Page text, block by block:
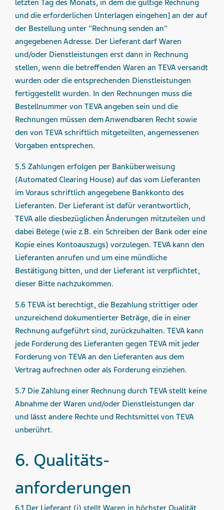
letzten Tag des Monats, in dem die gültige Rechnung
und die erforderlichen Unterlagen eingehen] an der auf
der Bestellung unter "Rechnung senden an"
angegebenen Adresse. Der Lieferant darf Waren
und/oder Dienstleistungen erst dann in Rechnung
stellen, wenn die betreffenden Waren an TEVA versandt
wurden oder die entsprechenden Dienstleistungen
fertiggestellt wurden. In den Rechnungen muss die
Bestellnummer von TEVA angeben sein und die
Rechnungen müssen dem Anwendbaren Recht sowie
den von TEVA schriftlich mitgeteilten, angemessenen
Vorgaben entsprechen.
5.5 Zahlungen erfolgen per Banküberweisung
(Automated Clearing House) auf das vom Lieferanten
im Voraus schriftlich angegebene Bankkonto des
Lieferanten. Der Lieferant ist dafür verantwortlich,
TEVA alle diesbezüglichen Änderungen mitzuteilen und
dabei Belege (wie z.B. ein Schreiben der Bank oder eine
Kopie eines Kontoauszugs) vorzulegen. TEVA kann den
Lieferanten anrufen und um eine mündliche
Bestätigung bitten, und der Lieferant ist verpflichtet,
dieser Bitte nachzukommen.
5.6 TEVA ist berechtigt, die Bezahlung strittiger oder
unzureichend dokumentierter Beträge, die in einer
Rechnung aufgeführt sind, zurückzuhalten. TEVA kann
jede Forderung des Lieferanten gegen TEVA mit jeder
Forderung von TEVA an den Lieferanten aus dem
Vertrag aufrechnen oder als Forderung einziehen.
5.7 Die Zahlung einer Rechnung durch TEVA stellt keine
Abnahme der Waren und/oder Dienstleistungen dar
und lässt andere Rechte und Rechtsmittel von TEVA
unberührt.
6. Qualitäts­
anforderungen
6.1 Der Lieferant (i) stellt Waren in höchster Qualität